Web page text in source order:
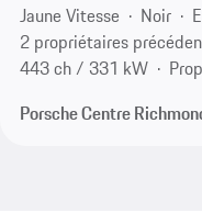
Jaune Vitesse
Noir
2 propriétaires
443 ch / 331 kW
Porsche Centre